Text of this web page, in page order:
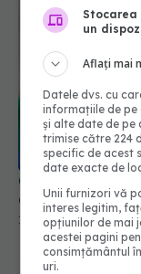
Cum au fost
aflat abia acum
19 apr 2024, 11:45
un
Aflați mai
Datele dvs. cu
informațiile de
și alte date de
trimise către 224
specific de acest
date exacte de
Unii furnizori vă
interes legitim,
opțiunilor de mai
acestei pagini
consimțământul
uri.